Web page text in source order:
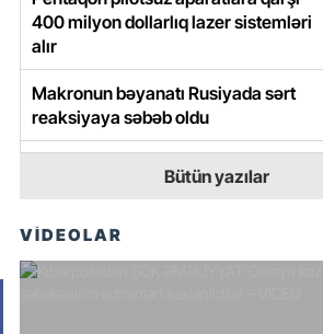
400 milyon dollarlıq lazer sistemləri
alır
Makronun bəyanatı Rusiyada sərt
reaksiyaya səbəb oldu
Zelenski Donbas cəbhəsindəki
vəziyyətlə bağlı son durumu açıqladı
Belçika NATO missiyası çərçivəsində
Qrenlandiyaya hərbçilər göndərəcək
Bütün yazılar
VİDEOLAR